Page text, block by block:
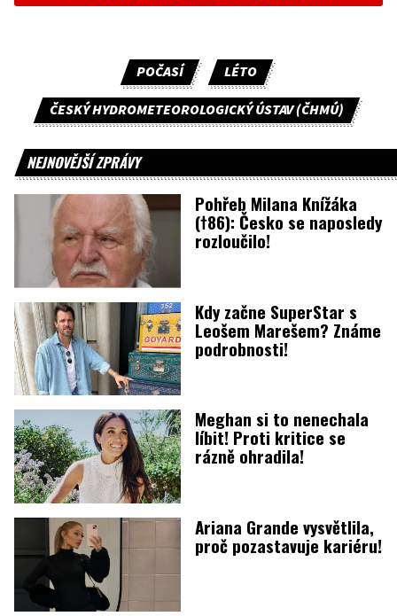
POČASÍ LÉTO
ČESKÝ HYDROMETEOROLOGICKÝ ÚSTAV (ČHMÚ)
NEJNOVĚJŠÍ ZPRÁVY
Pohřeb Milana Knížáka
(†86): Česko se naposledy
rozloučilo!
Kdy začne SuperStar s
Leošem Marešem? Známe
podrobnosti!
Meghan si to nenechala
líbit! Proti kritice se
rázně ohradila!
Ariana Grande vysvětlila,
proč pozastavuje kariéru!